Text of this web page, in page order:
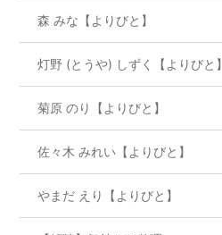
森 みな【よりびと】
灯野 (とうや) しずく【よりびと】
菊原 のり【よりびと】
佐々木 みれい【よりびと】
やまだ えり【よりびと】